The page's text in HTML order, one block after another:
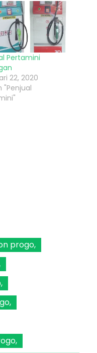
Pertamini
22, 2020
"Penjual
progo